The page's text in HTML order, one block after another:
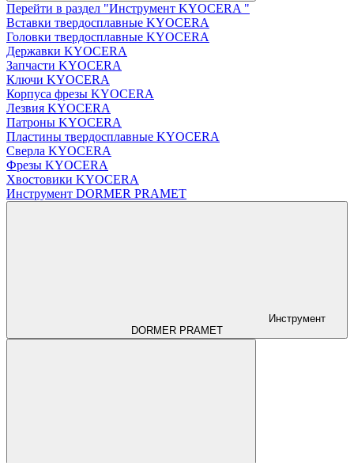
Перейти в раздел "Инструмент KYOCERA "
Вставки твердосплавные KYOCERA
Головки твердосплавные KYOCERA
Державки KYOCERA
Запчасти KYOCERA
Ключи KYOCERA
Корпуса фрезы KYOCERA
Лезвия KYOCERA
Патроны KYOCERA
Пластины твердосплавные KYOCERA
Сверла KYOCERA
Фрезы KYOCERA
Хвостовики KYOCERA
Инструмент DORMER PRAMET
Инструмент
DORMER PRAMET